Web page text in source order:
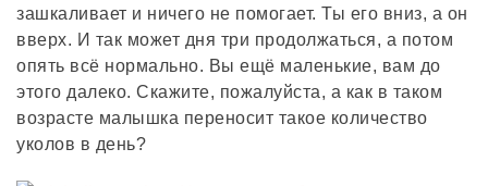
зашкаливает и ничего не помогает. Ты его вниз, а он
вверх. И так может дня три продолжаться, а потом
опять всё нормально. Вы ещё маленькие, вам до
этого далеко. Скажите, пожалуйста, а как в таком
возрасте малышка переносит такое количество
уколов в день?